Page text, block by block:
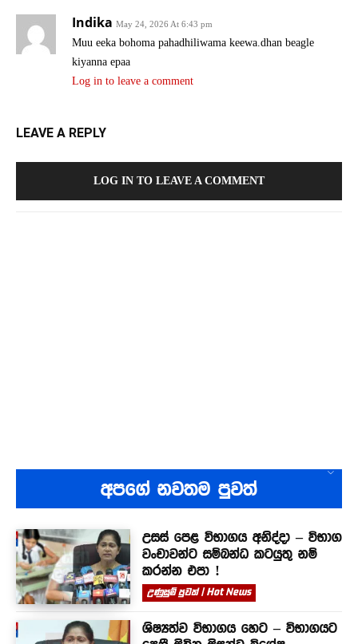
Indika May 24, 2026 At 6:43 pm
Muu eeka bohoma pahadhiliwama keewa.dhan beagle
kiyanna epaa
Log in to leave a comment
LEAVE A REPLY
LOG IN TO LEAVE A COMMENT
අපගේ නවතම පුවත්
උසස් පෙළ විභාගය අනිද්දා – විභාග
වංචාවන්ට සම්බන්ධ කටයුතු නම්
කරන්න එපා !
උණුසුම් පුවත් | Hot News
ශිෂ්‍යත්ව විභාගය හෙට – විභාගයට